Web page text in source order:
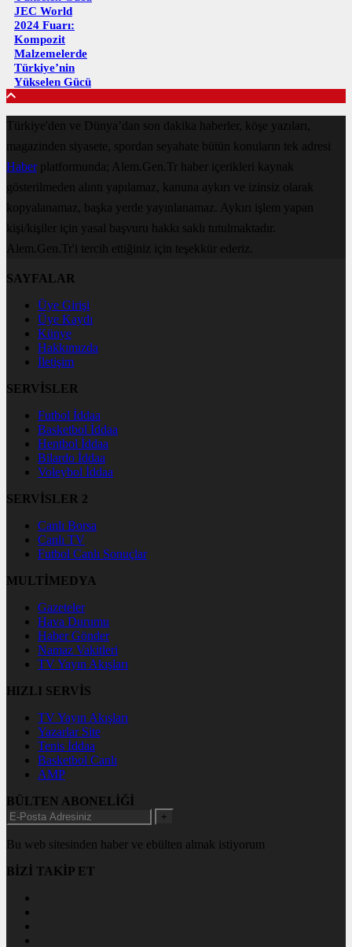
JEC World
2024 Fuarı:
Kompozit
Malzemelerde
Türkiye’nin
Yükselen Gücü
Türkiye'den ve Dünya’dan son dakika haberler, köşe yazıları,
magazinden siyasete, spordan seyahate bütün konuların tek adresi
Haberplatformunda; Alem.Gen.Tr haber içerikleri kaynak
gösterilmeden alıntı yapılamaz, kanuna aykırı ve izinsiz olarak
kopyalanamaz, başka yerde yayınlanamaz. Aykırı işlem yapan
kişi/kişiler için yasal başvuru hakkı saklı tutulmaktadır.
Alem.Gen.Tr'i tercih ettiğiniz için teşekkür ederiz.
SAYFALAR
Üye Girişi
Üye Kaydı
Künye
Hakkımızda
İletişim
SERVİSLER
Futbol İddaa
Basketbol İddaa
Hentbol İddaa
Bilardo İddaa
Voleybol İddaa
SERVİSLER 2
Canlı Borsa
Canlı TV
Futbol Canlı Sonuçlar
MULTİMEDYA
Gazeteler
Hava Durumu
Haber Gönder
Namaz Vakitleri
TV Yayın Akışları
HIZLI SERVİS
TV Yayın Akışları
Yazarlar Site
Tenis İddaa
Basketbol Canlı
AMP
BÜLTEN ABONELİĞİ
+
Bu web sitesinden haber ve ebülten almak istiyorum
BİZİ TAKİP ET